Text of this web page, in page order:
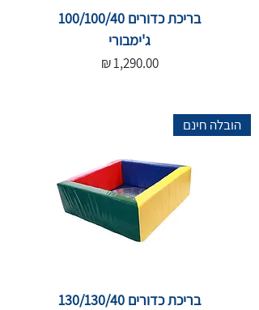
בריכת כדורים 100/100/40
ג'ימבורי
מחיר‏1,290.00 ‏₪
הובלה חינם
בריכת כדורים 130/130/40